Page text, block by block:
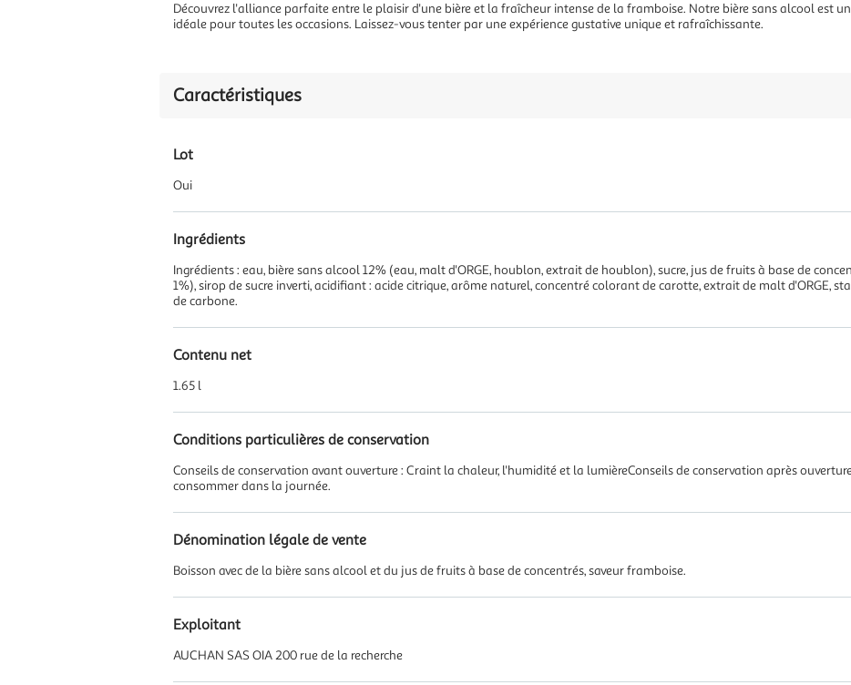
Découvrez l'alliance parfaite entre le plaisir d'une bière et la fraîcheur intense de la framboise. Notre bière sans alcool est
idéale pour toutes les occasions. Laissez-vous tenter par une expérience gustative unique et rafraîchissante.
Caractéristiques
Lot
Oui
Ingrédients
Ingrédients : eau, bière sans alcool 12% (eau, malt d'ORGE, houblon, extrait de houblon), sucre, jus de fruits à base de
1%), sirop de sucre inverti, acidifiant : acide citrique, arôme naturel, concentré colorant de carotte, extrait de malt d'ORGE,
de carbone.
Contenu net
1.65 l
Conditions particulières de conservation
Conseils de conservation avant ouverture : Craint la chaleur, l'humidité et la lumièreConseils de conservation après
consommer dans la journée.
Dénomination légale de vente
Boisson avec de la bière sans alcool et du jus de fruits à base de concentrés, saveur framboise.
Exploitant
AUCHAN SAS OIA 200 rue de la recherche